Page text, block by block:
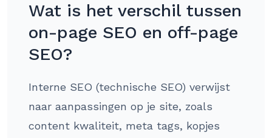
Wat is het verschil tussen
on-page SEO en off-page
SEO?
Interne SEO (technische SEO) verwijst
naar aanpassingen op je site, zoals
content kwaliteit, meta tags, kopjes